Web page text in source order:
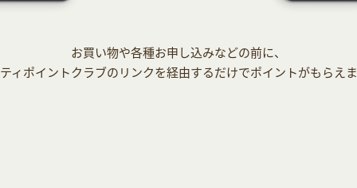
お買い物や各種お申し込みなどの前に、
ィポイントクラブのリンクを経由するだけでポイントがもらえ